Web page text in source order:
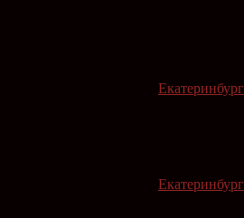
Екатеринбург
Екатеринбург